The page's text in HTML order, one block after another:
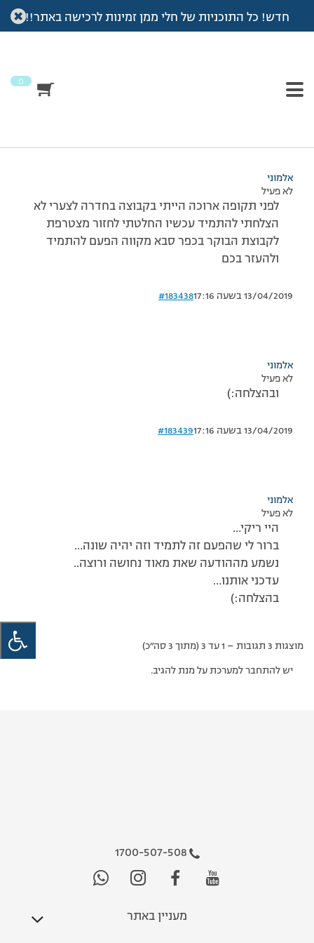
חדש! כל התוכניות של חלי ממן זמינות לרכישה באתר!!
0
עמוד הבית >דיונים>פורום >חוזרת
מוצגות 3 תגובות – 1 עד 3 (מתוך 3 סה״כ)
אלמוני
לא פעיל
לפני תקופה ארוכה הייתי בקבוצה בחדרה לצערי לא
הצלחתי להתמיד עכשיו החלטתי לחזור מצטרפת
לקבוצת הבוקר בכפר סבא מקווה הפעם להתמיד
ולהעזר בכם
13/04/2019 בשעה 17:16 #183438
אלמוני
לא פעיל
ובהצלחה:)
13/04/2019 בשעה 17:16 #183439
אלמוני
לא פעיל
היי ריקי…
ברור לי שהפעם זה לתמיד וזה יהיה שונה…
נשמע מההודעה שאת מאוד נחושה ורוצה..
עדכני אותנו…
בהצלחה:)
מוצגות 3 תגובות – 1 עד 3 (מתוך 3 סה״כ)
יש להתחבר למערכת על מנת להגיב.
1700-507-508
מעניין באתר